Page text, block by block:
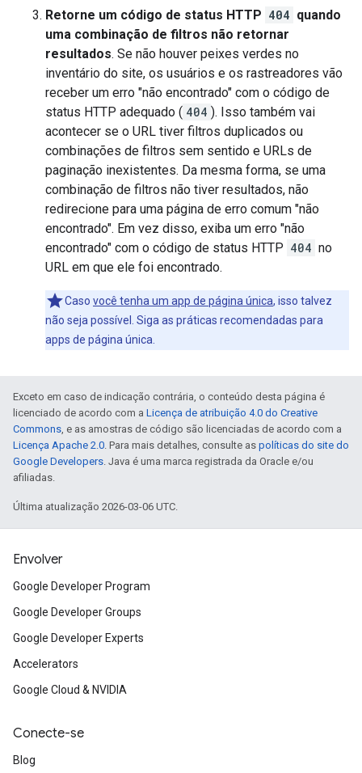
Retorne um código de status HTTP 404 quando
uma combinação de filtros não retornar
resultados. Se não houver peixes verdes no
inventário do site, os usuários e os rastreadores vão
receber um erro "não encontrado" com o código de
status HTTP adequado ( 404 ). Isso também vai
acontecer se o URL tiver filtros duplicados ou
combinações de filtros sem sentido e URLs de
paginação inexistentes. Da mesma forma, se uma
combinação de filtros não tiver resultados, não
redirecione para uma página de erro comum "não
encontrado". Em vez disso, exiba um erro "não
encontrado" com o código de status HTTP 404 no
URL em que ele foi encontrado.
Caso você tenha um app de página única, isso talvez
não seja possível. Siga as práticas recomendadas para
apps de página única.
Exceto em caso de indicação contrária, o conteúdo desta página é
licenciado de acordo com a Licença de atribuição 4.0 do Creative
Commons, e as amostras de código são licenciadas de acordo com a
Licença Apache 2.0. Para mais detalhes, consulte as políticas do site do
Google Developers. Java é uma marca registrada da Oracle e/ou
afiliadas.
Última atualização 2026-03-06 UTC.
Envolver
Google Developer Program
Google Developer Groups
Google Developer Experts
Accelerators
Google Cloud & NVIDIA
Conecte-se
Blog